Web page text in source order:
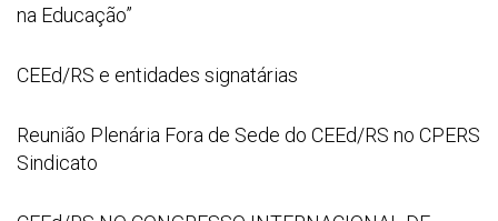
Seminário
“Desafios
Contemporâneos
Educação”
na Educação”
WhatsApp
2026
07
CEEd/RS e entidades signatárias
Reunião
Plenária
de
Reunião Plenária Fora de Sede do CEEd/RS no CPERS
Sindicato